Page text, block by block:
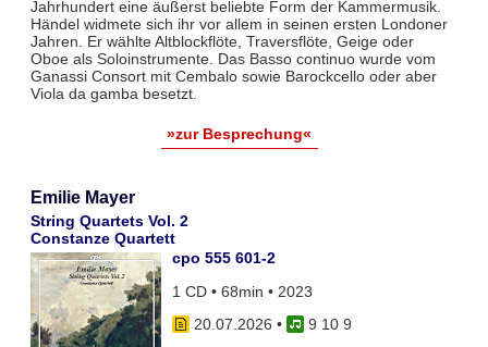
Jahrhundert eine äußerst beliebte Form der Kammermusik.
Händel widmete sich ihr vor allem in seinen ersten Londoner
Jahren. Er wählte Altblockflöte, Traversflöte, Geige oder
Oboe als Soloinstrumente. Das Basso continuo wurde vom
Ganassi Consort mit Cembalo sowie Barockcello oder aber
Viola da gamba besetzt.
»zur Besprechung«
Emilie Mayer
String Quartets Vol. 2
Constanze Quartett
cpo 555 601-2
1 CD • 68min • 2023
20.07.2026 •
9 10 9